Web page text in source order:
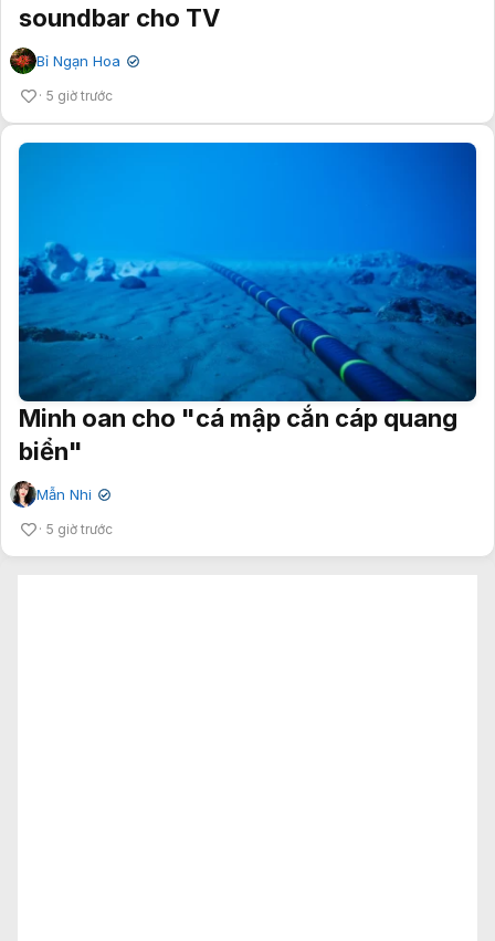
soundbar cho TV
Bỉ Ngạn Hoa ✔
5 giờ trước
Minh oan cho "cá mập cắn cáp quang
biển"
Mẫn Nhi ✔
5 giờ trước